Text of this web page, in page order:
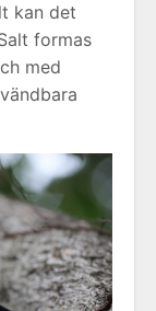
kan det
formas
med